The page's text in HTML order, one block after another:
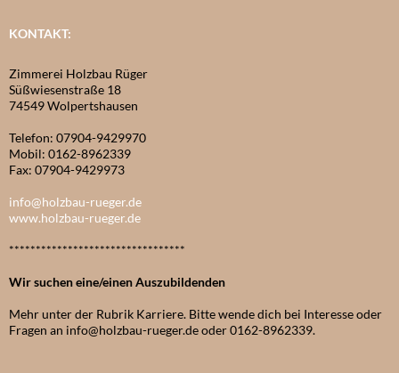
KONTAKT:
Zimmerei Holzbau Rüger
Süßwiesenstraße 18
74549 Wolpertshausen
Telefon: 07904-9429970
Mobil: 0162-8962339
Fax: 07904-9429973
info@holzbau-rueger.de
www.holzbau-rueger.de
*********************************
Wir suchen eine/einen Auszubildenden
Mehr unter der Rubrik Karriere. Bitte wende dich bei Interesse oder
Fragen an info@holzbau-rueger.de oder 0162-8962339.